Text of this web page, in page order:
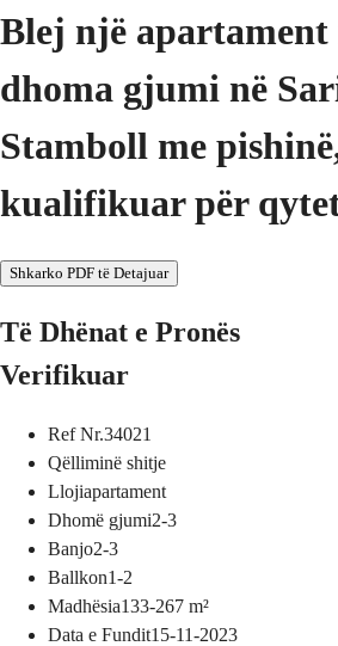
Blej një apartament
dhoma gjumi në
Stamboll me
kualifikuar për
Shkarko PDF të Detajuar
Të Dhënat e Pronës
Verifikuar
Ref Nr.34021
Qëlliminë shitje
Llojiapartament
Dhomë gjumi2-3
Banjo2-3
Ballkon1-2
Madhësia133-267 m²
Data e Fundit15-11-2023